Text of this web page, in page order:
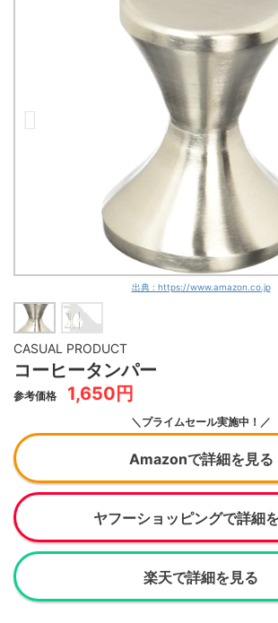
出典 : https://www.amazon.co.jp
CASUAL PRODUCT
コーヒータンパー
参考価格 1,650円
＼プライムセール実施中！／
Amazonで詳細を見る
ヤフーショッピングで詳細
楽天で詳細を見る